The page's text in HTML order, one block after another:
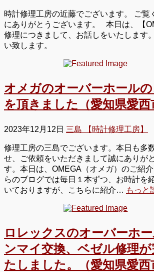
時計修理工房の近藤でございます。 ご覧
にありがとうございます。 本日は、【
修理につきまして、お話しをいたします
い致します。
オメガのオーバーホール
を頂きました（愛知県愛西
2023年12月12日 三島 【時計修理工房】
修理工房の三島でございます。本日も多
せ、ご依頼をいただきまして誠にありが
す。本日は、OMEGA（オメガ）のご紹
らのブログでは毎日１本ずつ、お時計を
いておりますが、こちらに紹介… もっと
ロレックスのオーバーホ
ンマイ交換、ベゼル修理
たしました。（愛知県愛西